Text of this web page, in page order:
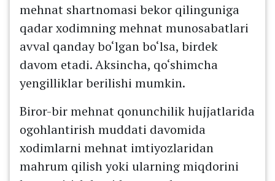
mehnat shartnomasi bekor qilinguniga
qadar xodimning mehnat munosabatlari
avval qanday bo‘lgan bo‘lsa, birdek
davom etadi. Aksincha, qo‘shimcha
yengilliklar berilishi mumkin.
Biror-bir mehnat qonunchilik hujjatlarida
ogohlantirish muddati davomida
xodimlarni mehnat imtiyozlaridan
mahrum qilish yoki ularning miqdorini